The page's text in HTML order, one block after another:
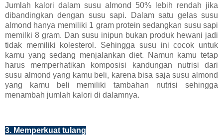
Jumlah kalori dalam susu almond 50% lebih rendah jika
dibandingkan dengan susu sapi. Dalam satu gelas susu
almond hanya memiliki 1 gram protein sedangkan susu sapi
memilki 8 gram. Dan susu inipun bukan produk hewani jadi
tidak memiliki kolesterol. Sehingga susu ini cocok untuk
kamu yang sedang menjalankan diet. Namun kamu tetap
harus memperhatikan komposisi kandungan nutrisi dari
susu almond yang kamu beli, karena bisa saja susu almond
yang kamu beli memiliki tambahan nutrisi sehingga
menambah jumlah kalori di dalamnya.
3. Memperkuat tulang